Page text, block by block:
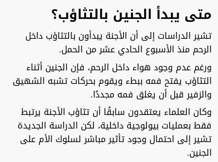
متى يبدأ الجنين بالتثاؤب؟
تشير الدراسات إلى أن الأجنة يبدأون بالتثاؤب داخل
الرحم منذ الأسبوع الحادي عشر من الحمل.
ورغم عدم وجود هواء داخل الرحم، فإن الجنين أثناء
التثاؤب يفتح فمه ببطء ويقوم بحركات تشبه الشهيق
والزفير قبل أن يغلق فمه مجددًا.
وكان العلماء يعتقدون سابقًا أن تثاؤب الأجنة يرتبط
فقط بعمليات بيولوجية داخلية، لكن الدراسة الجديدة
تشير إلى احتمال وجود تأثير مباشر لسلوك الأم على
الجنين.